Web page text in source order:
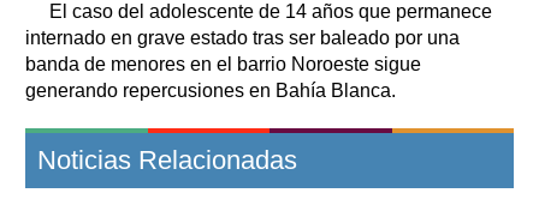
El caso del adolescente de 14 años que permanece
internado en grave estado tras ser baleado por una
banda de menores en el barrio Noroeste sigue
generando repercusiones en Bahía Blanca.
Noticias Relacionadas